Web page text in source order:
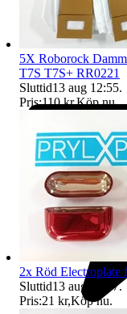
5X Roborock
T7S T7S+ RR0221
Sluttid13 aug 12:55.
Pris:110 kr,Köp nu.
2x Röd Electroplate
Sluttid13 aug 12:57.
Pris:21 kr,Köp nu.